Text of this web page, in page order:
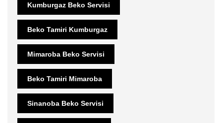
Kumburgaz Beko Servisi
Beko Tamiri Kumburgaz
Mimaroba Beko Servisi
Beko Tamiri Mimaroba
Sinanoba Beko Servisi